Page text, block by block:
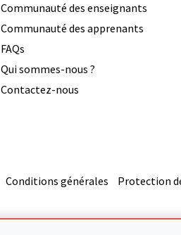
Communauté des enseignants
Communauté des apprenants
FAQs
Qui sommes-nous ?
Contactez-nous
Conditions générales Protection